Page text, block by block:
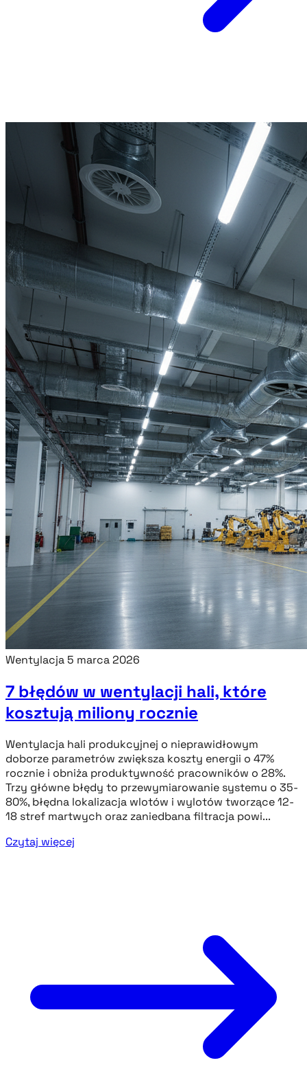
Wentylacja5 marca 2026
7 błędów w wentylacji hali, które
kosztują miliony rocznie
Wentylacja hali produkcyjnej o nieprawidłowym
doborze parametrów zwiększa koszty energii o 47%
rocznie i obniża produktywność pracowników o 28%.
Trzy główne błędy to przewymiarowanie systemu o 35-
80%, błędna lokalizacja wlotów i wylotów tworzące 12-
18 stref martwych oraz zaniedbana filtracja powi...
Czytaj więcej